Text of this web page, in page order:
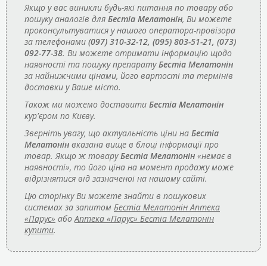
Якщо у вас виникли будь-які питання по товару або
пошуку аналогів для Бестіа Мелатонін, Ви можете
проконсультуватися у нашого оператора-провізора
за телефонами (097) 310-32-12, (095) 803-51-21, (073)
092-77-38. Ви можете отримати інформацію щодо
наявності та пошуку препаратуБестіа Мелатонін
за найнижчими цінами, його вартості та термінів
доставки у Ваше місто.
Також ми можемо доставити Бестіа Мелатонін
кур'єром по Києву.
Зверніть увагу, що актуальність ціни на Бестіа
Мелатонін вказана вище в блоці інформації про
товар. Якщо ж товаруБестіа Мелатонін «немає в
наявності», то його ціна на момент продажу може
відрізнятися від зазначеної на нашому сайті.
Цю сторінку Ви можете знайти в пошукових
системах за запитом Бестіа Мелатонін Аптека
«Парус» абоАптека «Парус» Бестіа Мелатонін
купити.